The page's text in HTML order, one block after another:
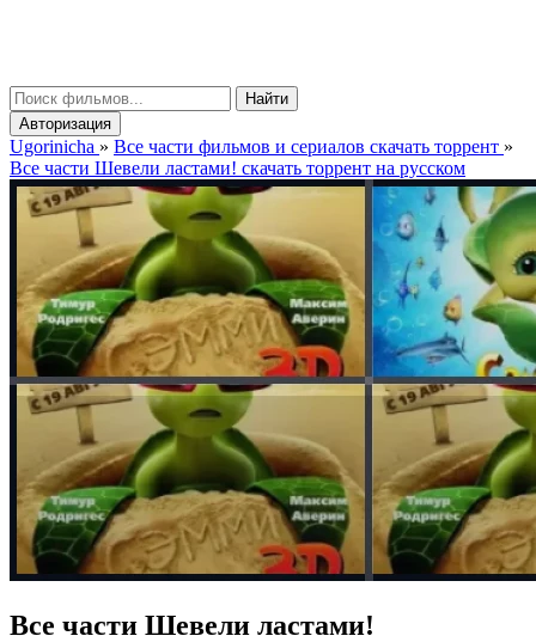
Найти
Авторизация
Ugorinicha » Все части фильмов и сериалов скачать торрент »
Все части Шевели ластами! скачать торрент на русском
Все части Шевели ластами!